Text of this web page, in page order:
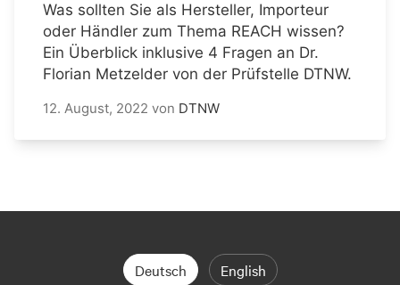
Was sollten Sie als Hersteller, Importeur
oder Händler zum Thema REACH wissen?
Ein Überblick inklusive 4 Fragen an Dr.
Florian Metzelder von der Prüfstelle DTNW.
12. August, 2022 von DTNW
Deutsch English